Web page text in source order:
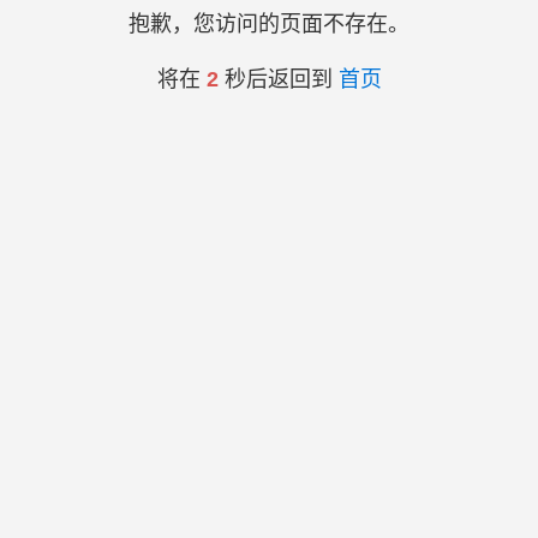
抱歉，您访问的页面不存在。
将在 2秒后返回到 首页